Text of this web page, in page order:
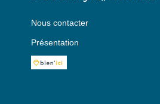
Nous contacter
Présentation